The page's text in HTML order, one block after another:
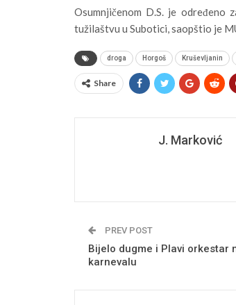
Osumnjičenom D.S. je određeno
tužilaštvu u Subotici, saopštio je
droga Horgoš Kruševljanin
Share
J. Marković
PREV POST
Bijelo dugme i Plavi orkestar
karnevalu